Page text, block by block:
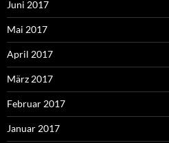
Juni 2017
Mai 2017
April 2017
März 2017
Februar 2017
Januar 2017